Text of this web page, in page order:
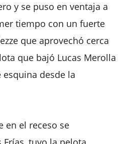
y se puso en ventaja a
tiempo con un fuerte
que aprovechó cerca
que bajó Lucas Merolla
desde la
en el receso se